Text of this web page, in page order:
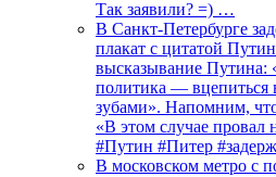
Так заявили? =) …
В Санкт-Петербурге
плакат с цитатой
высказывание Путина:
политика — вцепиться
зубами». Напомним,
«В этом случае провал
#Путин #Питер
В московском метро с